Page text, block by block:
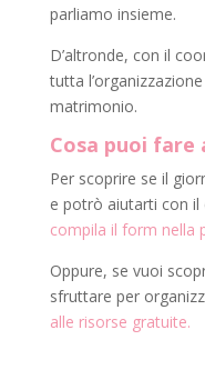
parliamo insieme.
D’altronde, con il
tutta
matrimonio.
Cosa puoi fare
Per scoprire se il
e potrò aiutarti con
compila il form nella
Oppure, se vuoi
sfruttare per
alle risorse gratuite.